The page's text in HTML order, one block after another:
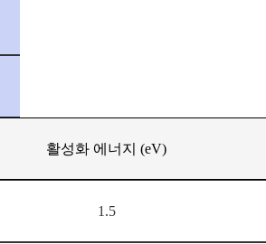
활성화 에너지 (eV)
1.5